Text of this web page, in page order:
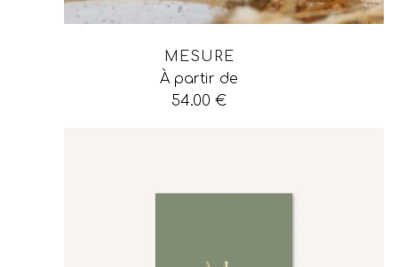
MESURE
À partir de
54.00 €